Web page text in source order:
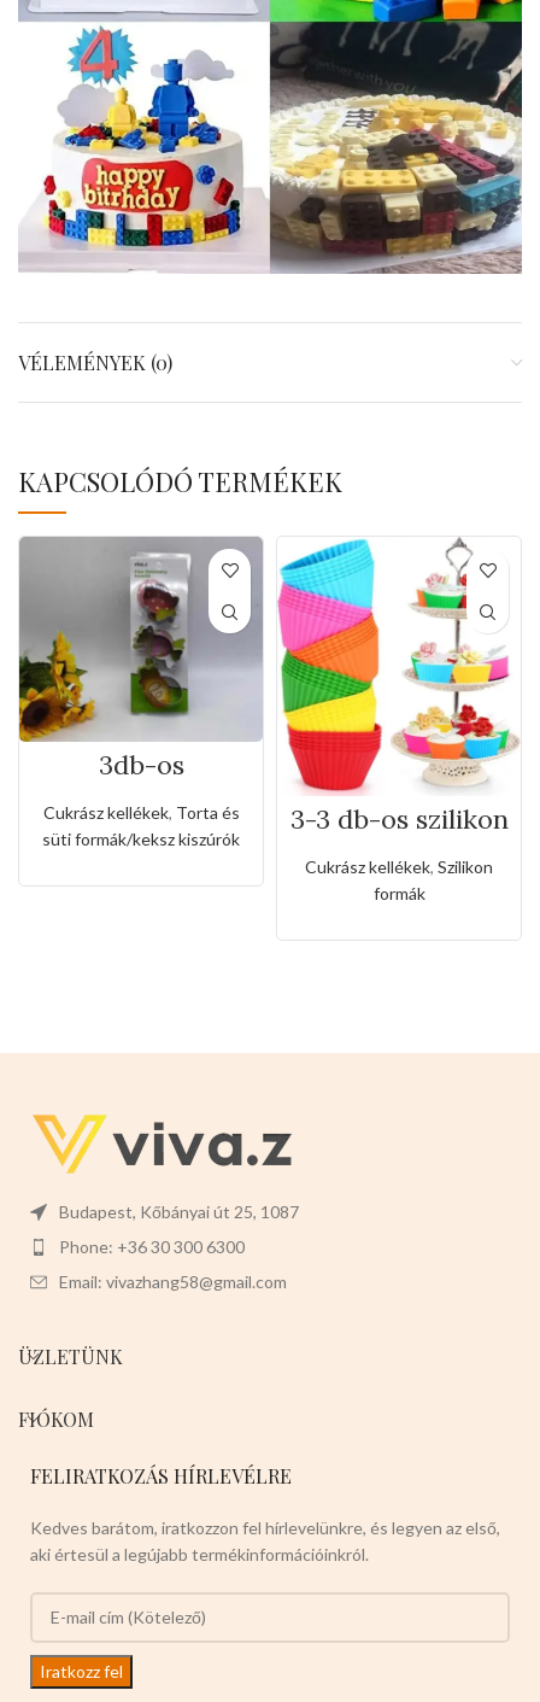
VÉLEMÉNYEK (0)
KAPCSOLÓDÓ TERMÉKEK
3db-os
kiszúró készlet
cukorka alakkal
Cukrász kellékek, Torta és
süti formák/keksz kiszúrók
3-3 db-os szilikon
muffin forma
Cukrász kellékek, Szilikon
formák
Budapest, Kőbányai út 25, 1087
Phone: +36 30 300 6300
Email: vivazhang58@gmail.com
ÜZLETÜNK
FIÓKOM
FELIRATKOZÁS HÍRLEVÉLRE
Kedves barátom, iratkozzon fel hírlevelünkre, és legyen az első,
aki értesül a legújabb termékinformációinkról.